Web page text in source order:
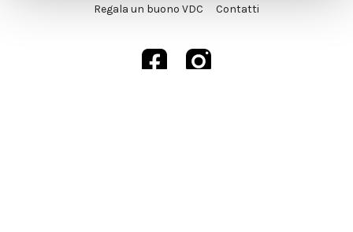
Regala un buono VDC
Contatti